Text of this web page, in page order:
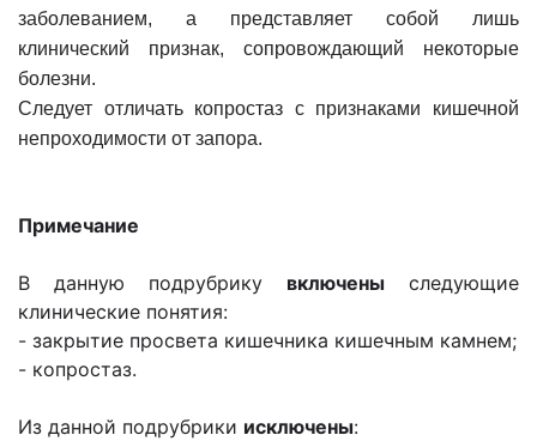
заболеванием, а представляет собой лишь
клинический признак, сопровождающий некоторые
болезни.
Следует отличать копростаз с признаками кишечной
непроходимости от запора.
Примечание
В данную подрубрику включены следующие
клинические понятия:
- закрытие просвета кишечника кишечным камнем;
- копростаз.
Из данной подрубрики исключены: